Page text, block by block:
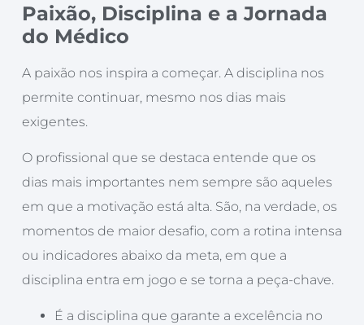
Paixão, Disciplina e a Jornada
do Médico
A paixão nos inspira a começar. A disciplina nos
permite continuar, mesmo nos dias mais
exigentes.
O profissional que se destaca entende que os
dias mais importantes nem sempre são aqueles
em que a motivação está alta. São, na verdade, os
momentos de maior desafio, com a rotina intensa
ou indicadores abaixo da meta, em que a
disciplina entra em jogo e se torna a peça-chave.
É a disciplina que garante a excelência no